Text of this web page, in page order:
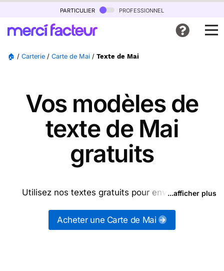
particulier professionnel
🏠 / Carterie / Carte de Mai / Texte de Mai
Vos modèles de
texte de Mai
gratuits
Utilisez nos textes gratuits pour envoyer des
Carte de Mai ") ou partagez ces modèles
de textes sur vos réseaux sociaux.
...afficher plus
Acheter une Carte de Mai